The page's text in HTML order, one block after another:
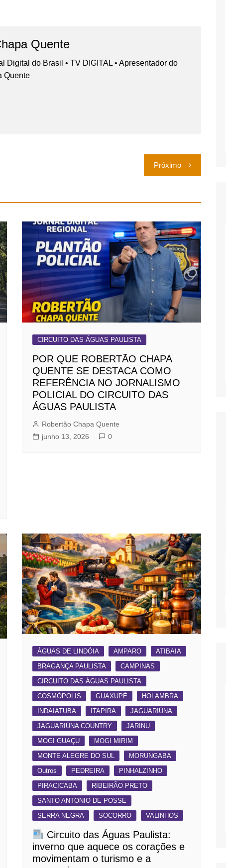
Quente
Digital do Brasil • TV DIGITAL • Apresentador do
Quente
Próximo
CIRCUITO DAS ÁGUAS PAULISTA
POR QUE ROBERTÃO CHAPA
QUENTE SE DESTACA COMO
REFERÊNCIA NO JORNALISMO
POLICIAL DO CIRCUITO DAS
ÁGUAS PAULISTA
Robertão Chapa Quente
junho 13, 2026
0
ÁGUAS DE LINDÓIA AMPARO
ATIBAIA
BRAGANÇA PAULISTA
CAMPINAS
CIRCUITO DAS ÁGUAS PAULISTA
COSMÓPOLIS
GUAXUPÉ
HOLAMBRA
INDAIATUBA
ITAPIRA
JAGUARIÚNA
JAGUARIÚNA COUNTRY
JARINU
MOGI GUAÇU
MOGI MIRIM
MONTE ALEGRE DO SUL
MORUNGABA
Outros
PEDREIRA
PINHALZINHO
PIRACICABA
RIBEIRÃO PRETO
SANTO ANTONIO DE POSSE
SERRA NEGRA
SOCORRO VALINHOS
Circuito das Águas Paulista:
inverno que aquece os corações e
movimentam o turismo e a